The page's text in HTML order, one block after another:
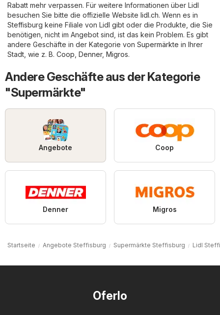
Rabatt mehr verpassen. Für weitere Informationen über Lidl
besuchen Sie bitte die offizielle Website lidl.ch. Wenn es in
Steffisburg keine Filiale von Lidl gibt oder die Produkte, die Sie
benötigen, nicht im Angebot sind, ist das kein Problem. Es gibt
andere Geschäfte in der Kategorie von Supermärkte in Ihrer
Stadt, wie z. B. Coop Denner, Migros.
Andere Geschäfte aus der Kategorie
"Supermärkte"
Angebote Coop
Denner Migros
Startseite Angebote Steffisburg Supermärkte Steffisburg Lidl
Oferlo